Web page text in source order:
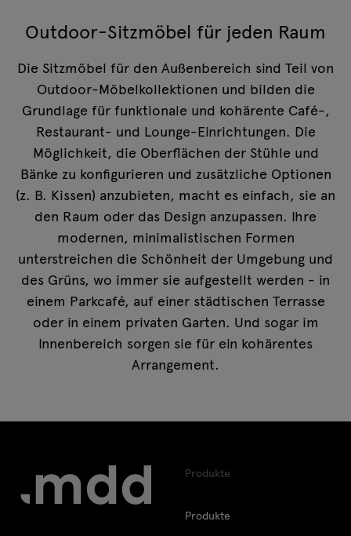
Outdoor-Sitzmöbel für jeden Raum
Die Sitzmöbel für den Außenbereich sind Teil von
Outdoor-Möbelkollektionen und bilden die
Grundlage für funktionale und kohärente Café-,
Restaurant- und Lounge-Einrichtungen. Die
Möglichkeit, die Oberflächen der Stühle und
Bänke zu konfigurieren und zusätzliche Optionen
(z. B. Kissen) anzubieten, macht es einfach, sie an
den Raum oder das Design anzupassen. Ihre
modernen, minimalistischen Formen
unterstreichen die Schönheit der Umgebung und
des Grüns, wo immer sie aufgestellt werden - in
einem Parkcafé, auf einer städtischen Terrasse
oder in einem privaten Garten. Und sogar im
Innenbereich sorgen sie für ein kohärentes
Arrangement.
Produkte
Produkte